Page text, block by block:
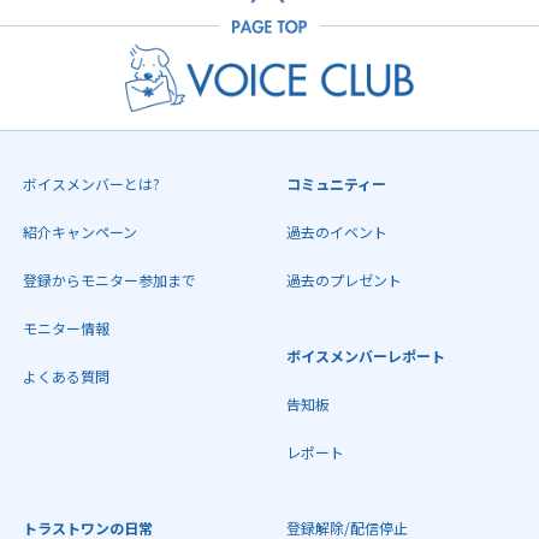
ボイスメンバーとは?
紹介キャンペーン
登録からモニター参加まで
モニター情報
よくある質問
コミュニティー
過去のイベント
過去のプレゼント
ボイスメンバーレポート
告知板
レポート
トラストワンの日常 登録解除/配信停止